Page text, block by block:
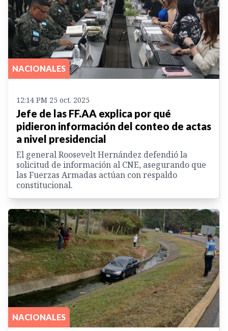
NACIONALES
12:14 PM 25 oct. 2025
Jefe de las FF.AA explica por qué
pidieron información del conteo de actas
a nivel presidencial
El general Roosevelt Hernández defendió la
solicitud de información al CNE, asegurando que
las Fuerzas Armadas actúan con respaldo
constitucional.
NACIONALES